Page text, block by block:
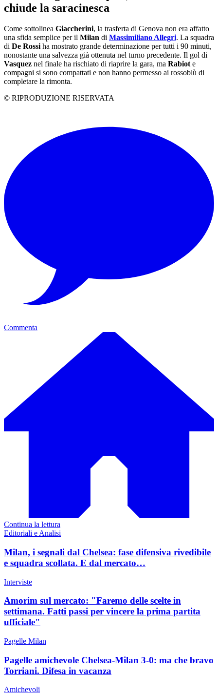
chiude la saracinesca
Come sottolinea Giaccherini, la trasferta di Genova non era affatto
una sfida semplice per il Milan di Massimiliano Allegri. La squadra
di De Rossi ha mostrato grande determinazione per tutti i 90 minuti,
nonostante una salvezza già ottenuta nel turno precedente. Il gol di
Vasquez nel finale ha rischiato di riaprire la gara, ma Rabiot e
compagni si sono compattati e non hanno permesso ai rossoblù di
completare la rimonta.
© RIPRODUZIONE RISERVATA
Commenta
Continua la lettura
Editoriali e Analisi
Milan, i segnali dal Chelsea: fase difensiva rivedibile
e squadra scollata. E dal mercato…
Interviste
Amorim sul mercato: "Faremo delle scelte in
settimana. Fatti passi per vincere la prima partita
ufficiale"
Pagelle Milan
Pagelle amichevole Chelsea-Milan 3-0: ma che bravo
Torriani. Difesa in vacanza
Amichevoli